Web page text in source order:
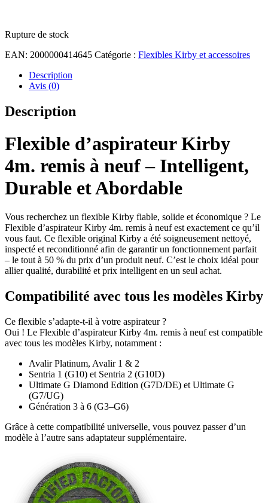
Rupture de stock
EAN: 2000000414645 Catégorie : Flexibles Kirby et accessoires
Description
Avis (0)
Description
Flexible d’aspirateur Kirby
4m. remis à neuf – Intelligent,
Durable et Abordable
Vous recherchez un flexible Kirby fiable, solide et économique ? Le
Flexible d’aspirateur Kirby 4m. remis à neuf est exactement ce qu’il
vous faut. Ce flexible original Kirby a été soigneusement nettoyé,
inspecté et reconditionné afin de garantir un fonctionnement parfait
– le tout à 50 % du prix d’un produit neuf. C’est le choix idéal pour
allier qualité, durabilité et prix intelligent en un seul achat.
Compatibilité avec tous les modèles Kirby
Ce flexible s’adapte-t-il à votre aspirateur ?
Oui ! Le Flexible d’aspirateur Kirby 4m. remis à neuf est compatible
avec tous les modèles Kirby, notamment :
Avalir Platinum, Avalir 1 & 2
Sentria 1 (G10) et Sentria 2 (G10D)
Ultimate G Diamond Edition (G7D/DE) et Ultimate G
(G7/UG)
Génération 3 à 6 (G3–G6)
Grâce à cette compatibilité universelle, vous pouvez passer d’un
modèle à l’autre sans adaptateur supplémentaire.